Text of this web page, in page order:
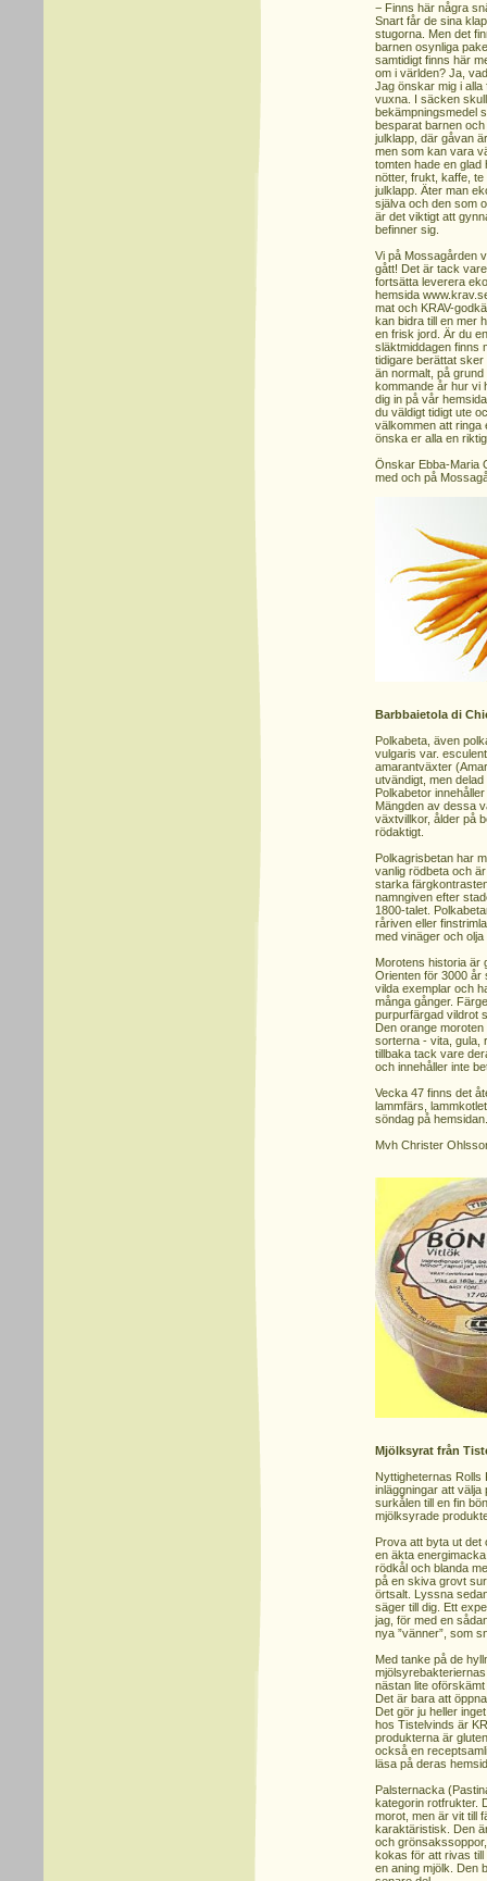
− Finns här några
Snart får de sina
stugorna. Men det
barnen osynliga
samtidigt finns här
om i världen? Ja,
Jag önskar mig i alla
vuxna. I säcken
bekämpningsmedel
besparat barnen och
julklapp, där gåvan
men som kan vara
tomten hade en glad
nötter, frukt, kaffe,
julklapp. Äter man
själva och den som
är det viktigt att
befinner sig.
Vi på Mossagården
gått! Det är tack
fortsätta leverera
hemsida
mat och KRAV-
kan bidra till en mer
en frisk jord. Är du
släktmiddagen finns
tidigare berättat
än normalt, på
kommande år hur vi
dig in på vår
du väldigt tidigt ute
välkommen att ringa
önska er alla en
Önskar Ebba-Maria
med och på
Barbbaietola di
Polkabeta, även
vulgaris var.
amarantväxter
utvändigt, men
Polkabetor
Mängden av dessa
växtvillkor, ålder på
rödaktigt.
Polkagrisbetan har
vanlig rödbeta och
starka
namngiven efter
1800-talet.
råriven eller
med vinäger och
Morotens historia är
Orienten för 3000 år
vilda exemplar och
många gånger.
purpurfärgad vildrot
Den orange
sorterna - vita, gula,
tillbaka tack vare
och innehåller inte
Vecka 47 finns det
lammfärs,
söndag på hemsidan.
Mvh Christer
Mjölksyrat från
Nyttigheternas Rolls
inläggningar att
surkålen till en fin
mjölksyrade
Prova att byta ut det
en äkta
rödkål och blanda
på en skiva grovt
örtsalt. Lyssna
säger till dig. Ett
jag, för med en
nya ”vänner”, som
Med tanke på de
nästan lite
Det är bara att
Det gör ju heller
hos Tistelvinds är
produkterna är
också en
läsa på deras
Palsternacka
kategorin rotfrukter.
morot, men är vit till
karaktäristisk. Den
och
kokas för att rivas
en aning mjölk. Den